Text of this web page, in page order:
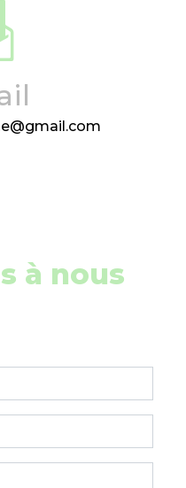
à nous